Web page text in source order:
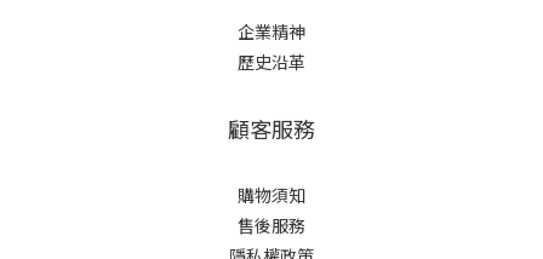
企業精神
歷史沿革
顧客服務
購物須知
售後服務